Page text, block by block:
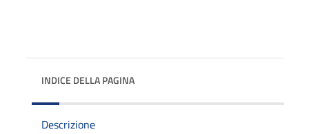
INDICE DELLA PAGINA
Descrizione